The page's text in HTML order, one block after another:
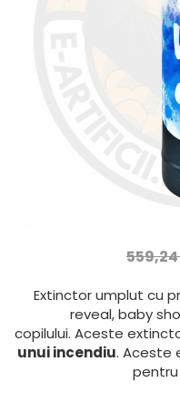
559,24
Extinctor umplut cu
reveal, baby
copilului. Aceste
unui incendiu. Aceste